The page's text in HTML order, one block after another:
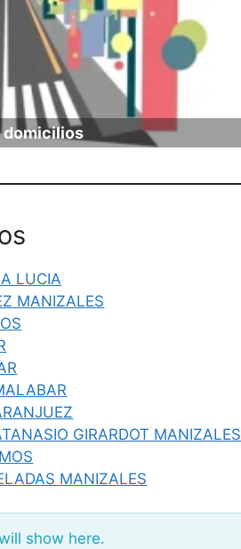
domicilios
LUCIA
MANIZALES
GIRARDOT MANIZALES
MANIZALES
show here.